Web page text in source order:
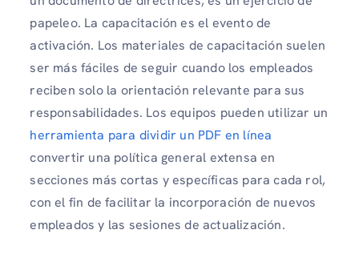
papeleo. La capacitación es el evento de
activación. Los materiales de capacitación suelen
ser más fáciles de seguir cuando los empleados
reciben solo la orientación relevante para sus
responsabilidades. Los equipos pueden utilizar un
herramienta para dividir un PDF en línea
convertir una política general extensa en
secciones más cortas y específicas para cada rol,
con el fin de facilitar la incorporación de nuevos
empleados y las sesiones de actualización.